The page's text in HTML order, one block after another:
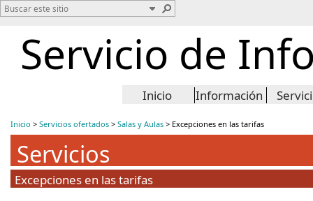
Servicio de
Inicio Información
Inicio > Servicios ofertados > Salas y Aulas > Excepciones en las tarifas
Servicios
Excepciones en las tarifas